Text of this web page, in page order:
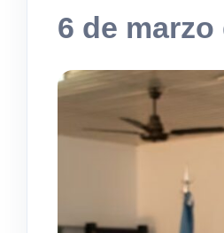
6 de marzo